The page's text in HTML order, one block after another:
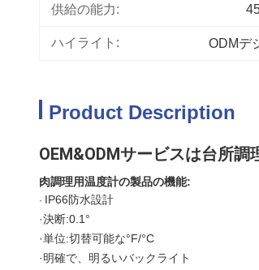
供給の能力:
ハイライト: ODMデ
Product Description
OEM&ODMサービスは台所
肉調理用温度計の製品の機能:
· IP66防水設計
·決断:0.1°
·単位:切替可能な°F/°C
·明確で、明るいバックライト